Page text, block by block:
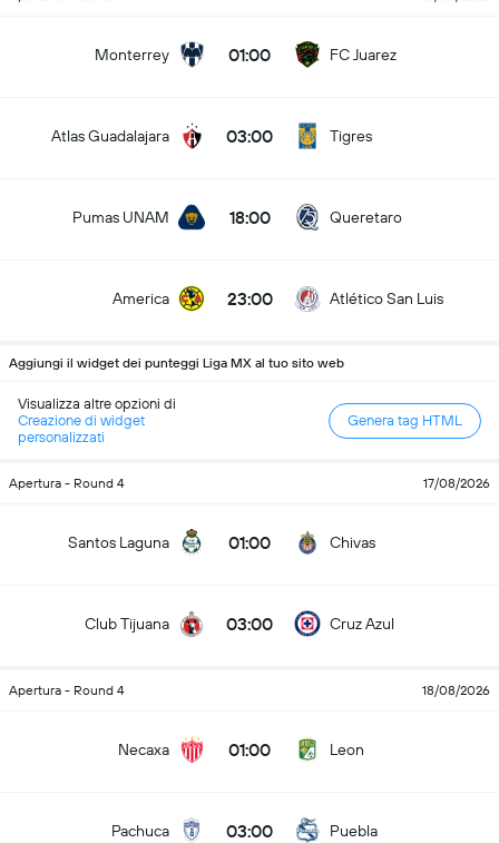
Monterrey 01:00 FC Juarez
Atlas Guadalajara 03:00 Tigres
Pumas UNAM 18:00 Queretaro
America 23:00 Atlético San Luis
Aggiungi il widget dei punteggi Liga MX al tuo sito web
Visualizza altre opzioni di
Creazione di widget
personalizzati
Genera tag HTML
Apertura - Round 4 17/08/2026
Santos Laguna 01:00 Chivas
Club Tijuana 03:00 Cruz Azul
Apertura - Round 4 18/08/2026
Necaxa 01:00 Leon
Pachuca 03:00 Puebla